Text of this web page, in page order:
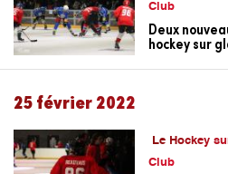
Club
Deux
hockey sur
25 février 2022
Le Hockey
Club